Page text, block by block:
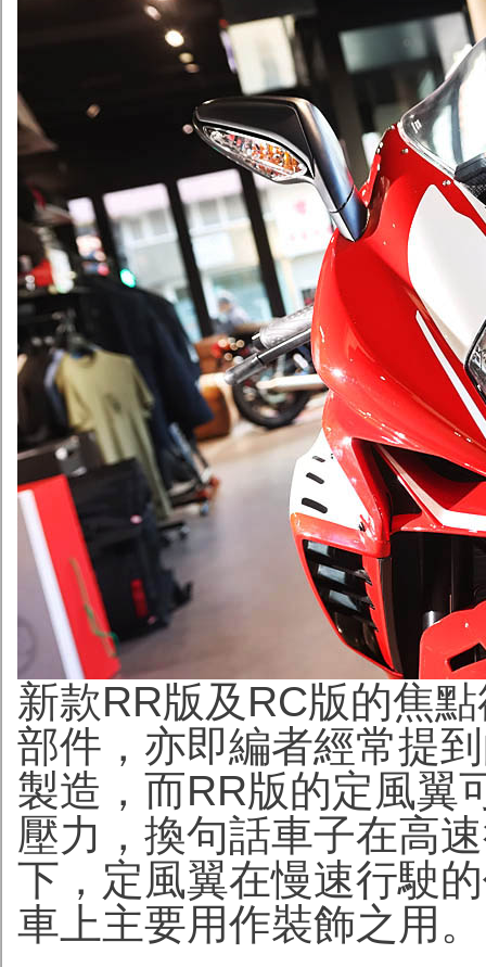
新款RR版及RC版的焦
部件，亦即編者經常提
製造，而RR版的定風翼
壓力，換句話車子在高
下，定風翼在慢速行駛
車上主要用作裝飾之用。